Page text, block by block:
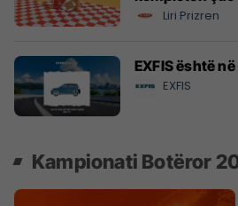
Liri Prizren
EXFIS është
EXFIS
Kampionati Botëror